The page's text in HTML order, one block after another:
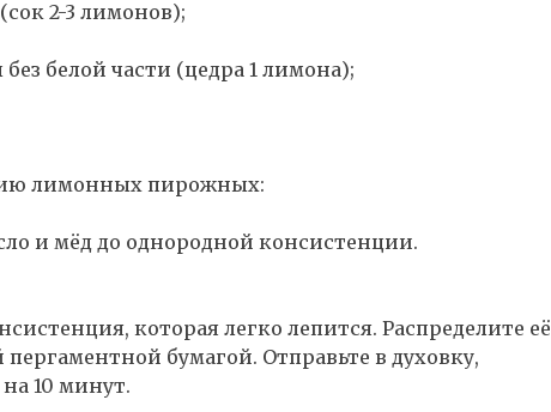
2-3 лимонов);
белой части (цедра 1 лимона);
лимонных пирожных:
и мёд до однородной консистенции.
которая легко лепится. Распределите её
бумагой. Отправьте в духовку,
на 10 минут.